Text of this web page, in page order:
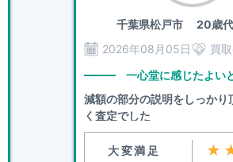
千葉県松戸市20歳
2026年08月05日
買
一心堂に感じたよい
減額の部分の説明をしっかり
く査定でした
大変満足